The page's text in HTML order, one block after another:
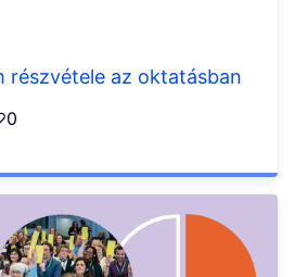
részvétele az oktatásban
0